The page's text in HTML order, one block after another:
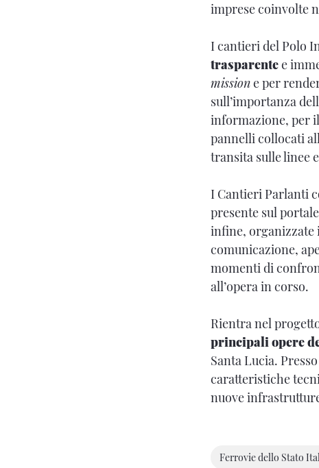
imprese coinvolte
I cantieri del Polo
trasparentee
missione per
sull’importanza
informazione, per
pannelli collocati
transita sulle linee
I Cantieri Parlanti
presente sul
infine, organizzate
comunicazione,
momenti di
all’opera in corso.
Rientra nel
principali opere
Santa Lucia.
caratteristiche
nuove
Ferrovie dello Stato